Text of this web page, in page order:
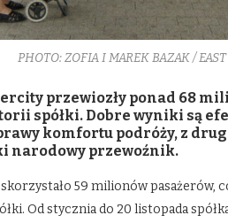
PHOTO: ZOFIA I MAREK BAZAK /
przewiozły ponad 68
spółki. Dobre wyniki są
komfortu podróży, z
narodowy przewoźnik.
59 milionów pasażerów,
Od stycznia do 20 listopada